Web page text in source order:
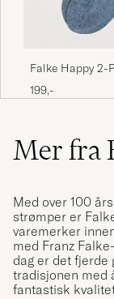
Falke Happy 2-
Light Blue
199,-
Mer fra
Med over 100
strømper er
varemerker
med Franz
dag er det fjerde
tradisjonen med
fantastisk